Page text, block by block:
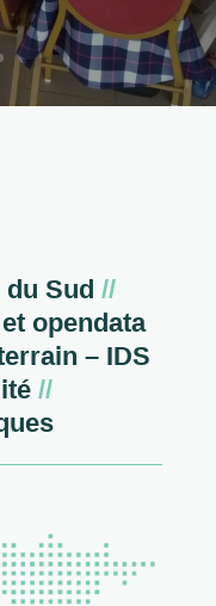
Sud //
opendata
– IDS
//